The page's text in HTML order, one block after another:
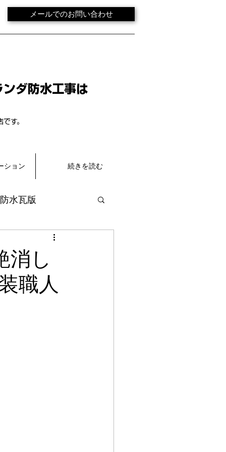
メールでのお問い合わせ
ダ防水工事は
す。
ション 続きを読む
水瓦版
シート貼り
消し
職人